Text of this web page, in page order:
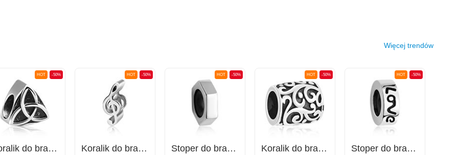
Więcej trendów
-50%
HOT
Koralik do bransoletek z koralikami
-50%
HOT
Koralik do bransoletek z koralikami
-50%
HOT
Stoper do bransoletek z koralikami
-50%
HOT
Koralik do bransoletek z koralikami
-50%
HOT
Stoper do bransoletek z koralikami